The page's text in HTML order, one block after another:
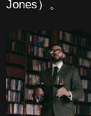
Jones）。